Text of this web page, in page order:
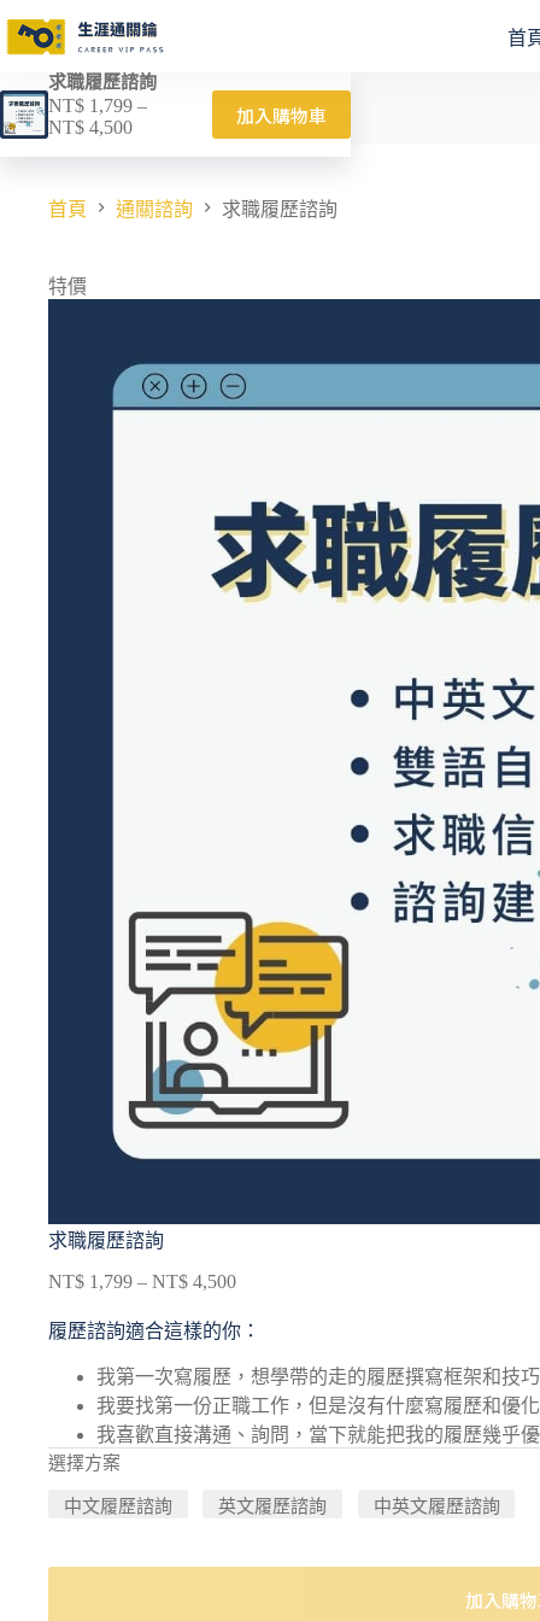
求職履歷諮詢
NT$ 1,799 –
NT$ 4,500 加入購物車
首
首頁 通關諮詢 求職履歷諮詢
特價
求職履歷諮詢
NT$ 1,799 – NT$ 4,500
履歷諮詢適合這樣的你：
我第一次寫履歷，想學帶的走的履歷撰寫框架和技巧
我要找第一份正職工作，但是沒有什麼寫履歷和優
我喜歡直接溝通、詢問，當下就能把我的履歷幾乎
選擇方案
中文履歷諮詢 英文履歷諮詢 中英文履歷諮詢
加入購